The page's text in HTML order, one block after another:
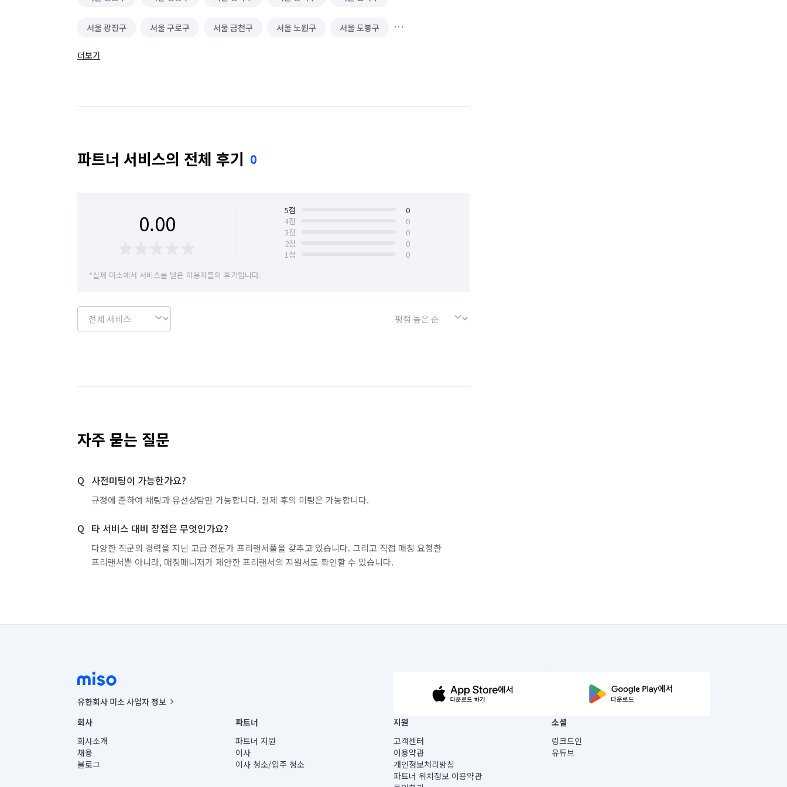
서울 광진구 서울 구로구 서울 금천구 서울 노원구 서울 도봉구
서울 동대문구
더보기
파트너 서비스의 전체 후기 0
0.00 5점
0
4점
0
3점
0
2점
0
1점
0
*실제 미소에서 서비스를 받은 이용자들의 후기입니다.
자주 묻는 질문
사전미팅이 가능한가요?
규정에 준하여 채팅과 유선상담만 가능합니다. 결제 후의 미팅은 가능합니다.
타 서비스 대비 장점은 무엇인가요?
다양한 직군의 경력을 지닌 고급 전문가 프리랜서풀을 갖추고 있습니다. 그리고 직접 매칭 요청한
프리랜서뿐 아니라, 매칭매니저가 제안한 프리랜서의 지원서도 확인할 수 있습니다.
유한회사 미소 사업자 정보
사업자등록번호 : 291-87-00271 | 인허가번호 : 2016-3220163-14-5-00019 |
통신판매신고번호 : 2024-서울종로-1400(공정거래위원회 정보) |
대표이사 : CHING VICTOR COLUMBIA RHEE
주소 | 본사: 서울특별시 종로구 율곡로 6(중학동, 트윈트리빌딩) B동 5층
컨택센터 : 서울특별시 종로구 수송동 율곡로 24, 7층, 8층 미소
회사
회사소개
채용
블로그
파트너
파트너 지원
이사
이사 청소/입주 청소
지원
고객센터
이용약관
개인정보처리방침
파트너 위치정보 이용약관
소셜
링크드인
유튜브